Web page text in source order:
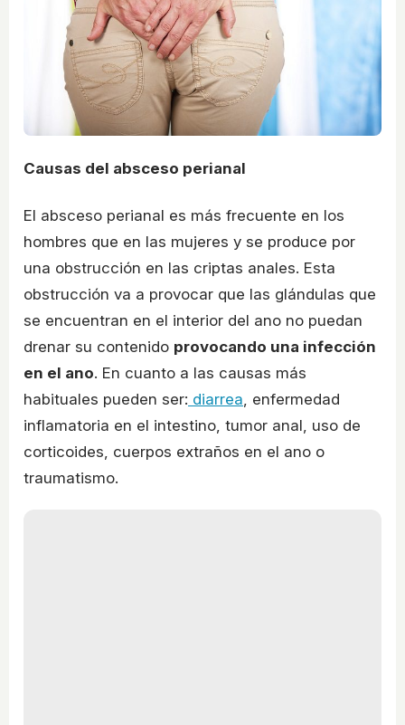
Causas del absceso perianal
El absceso perianal es más frecuente en los
hombres que en las mujeres y se produce por
una obstrucción en las criptas anales. Esta
obstrucción va a provocar que las glándulas que
se encuentran en el interior del ano no puedan
drenar su contenido provocando una infección
en el ano. En cuanto a las causas más
habituales pueden ser: diarrea , enfermedad
inflamatoria en el intestino, tumor anal, uso de
corticoides, cuerpos extraños en el ano o
traumatismo.